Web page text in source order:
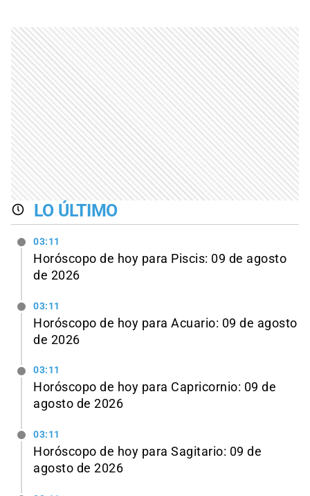
LO ÚLTIMO
03:11
Horóscopo de hoy para Piscis: 09 de agosto
de 2026
03:11
Horóscopo de hoy para Acuario: 09 de agosto
de 2026
03:11
Horóscopo de hoy para Capricornio: 09 de
agosto de 2026
03:11
Horóscopo de hoy para Sagitario: 09 de
agosto de 2026